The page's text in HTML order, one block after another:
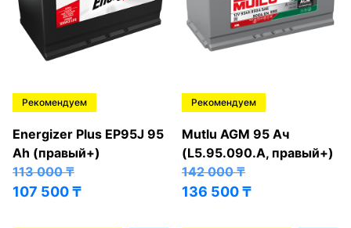
Рекомендуем
Energizer Plus EP95J 95
Ah (правый+)
113 000₸
107 500₸
Рекомендуем
Mutlu AGM 95 Ач
(L5.95.090.A, правый+)
142 000₸
136 500₸